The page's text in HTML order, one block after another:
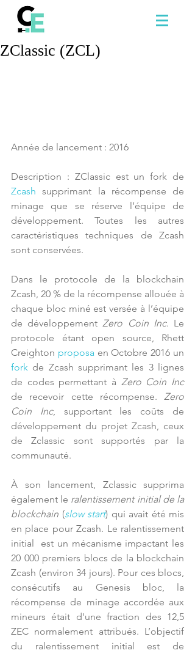
ZClassic (ZCL)
Année de lancement : 2016
Zcash supprimant la récompense de
minage que se réserve l’équipe de
développement. Toutes les autres
caractéristiques techniques de Zcash
sont conservées.
Dans le protocole de la blockchain
Zcash, 20 % de la récompense allouée à
chaque bloc miné est versée à l’équipe
de développement Zero Coin Inc. Le
protocole étant open source, Rhett
Creighton proposa
fork de Zcash supprimant les 3 lignes
de codes permettant à Zero Coin Inc
de recevoir cette récompense. Zero
Coin Inc, supportant les coûts de
développement du projet Zcash, ceux
de Zclassic sont supportés par la
communauté.
À son lancement, Zclassic supprima
également le ralentissement initial de la
blockchain (slow start) qui avait été mis
en place pour Zcash. Le ralentissement
initial  est un mécanisme impactant les
20 000 premiers blocs de la blockchain
Zcash (environ 34 jours). Pour ces blocs,
consécutifs au Genesis bloc, la
récompense de minage accordée aux
mineurs était d'une fraction des 12,5
ZEC normalement attribués. L’objectif
du ralentissement initial est de